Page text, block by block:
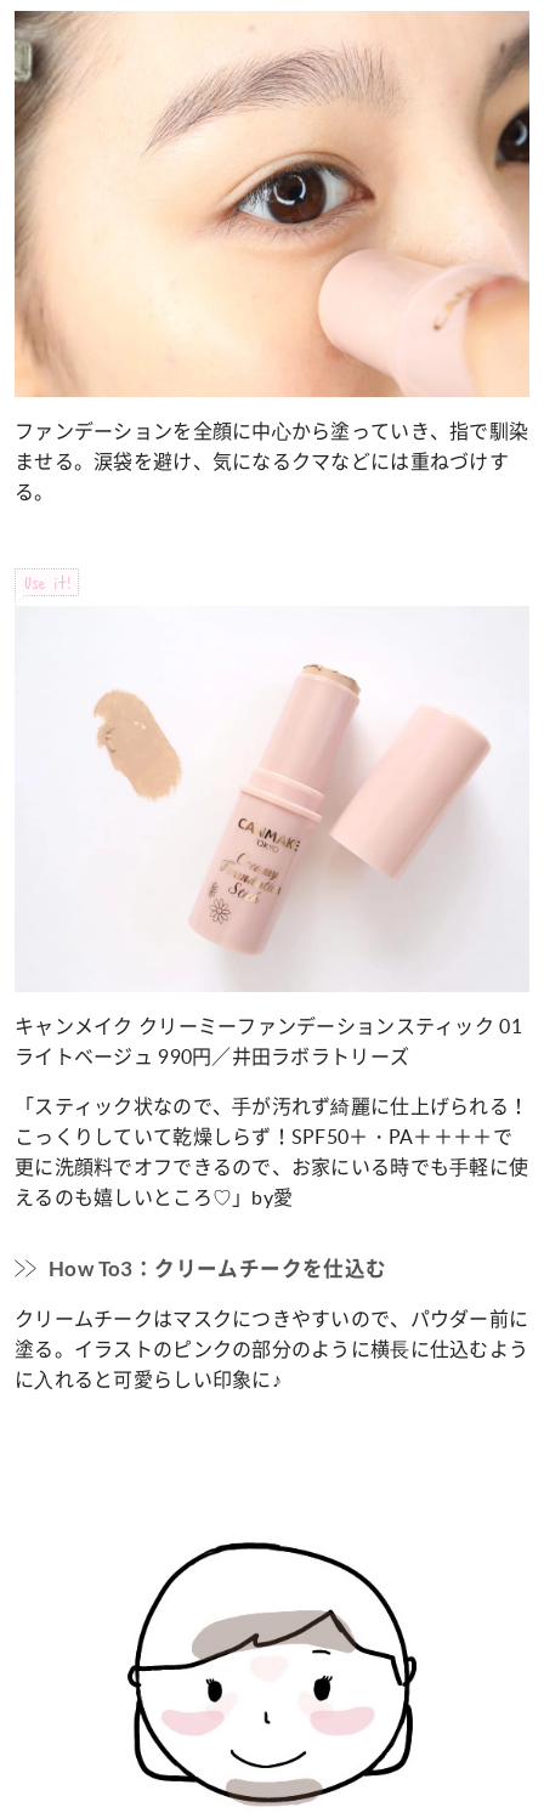
ファンデーションを全顔に中⼼から塗っていき、指で馴染
ませる。涙袋を避け、気になるクマなどには重ねづけす
る。
Use it!
キャンメイク クリーミーファンデーションスティック 01
ライトベージュ 990円／井田ラボラトリーズ
「スティック状なので、⼿が汚れず綺麗に仕上げられる！
こっくりしていて乾燥しらず！SPF50＋・PA＋＋＋＋で
更に洗顔料でオフできるので、お家にいる時でも⼿軽に使
えるのも嬉しいところ♡」by愛
How To3：クリームチークを仕込む
クリームチークはマスクにつきやすいので、パウダー前に
塗る。イラストのピンクの部分のように横⻑に仕込むよう
に⼊れると可愛らしい印象に♪